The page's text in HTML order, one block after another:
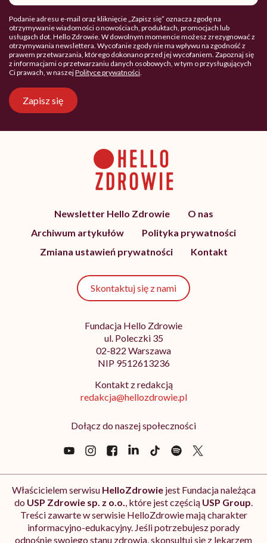
Podanie adresu e-mail oraz kliknięcie „Zapisz się” oznacza zgodę na
otrzymywanie wiadomości o nowościach, produktach, promocjach lub
usługach dot. Hello Zdrowie. W dowolnym momencie możesz zrezygnować z
otrzymywania newslettera. Wycofanie zgody nie ma wpływu na zgodność z
prawem przetwarzania, którego dokonano przed jej wycofaniem. Zapoznaj się
z informacjami o przetwarzaniu danych osobowych, w tym o przysługujących
Ci prawach, w naszejPolityce prywatności.
Zapisz się
Newsletter Hello Zdrowie
O nas
Archiwum artykułów
Polityka prywatności
Zmiana ustawień prywatności
Kontakt
Skontaktuj się z nami
Fundacja Hello Zdrowie
ul. Poleczki 35
02-822 Warszawa
NIP 9512613236
Kontakt z redakcją
redakcja@hellozdrowie.pl
Dołącz do naszej społeczności
Właścicielem serwisu HelloZdrowiejest Fundacja należąca
do USP Zdrowie sp. z o.o., które jest częścią USP Group.
Treści zawarte w serwisie HelloZdrowie mają charakter
informacyjno-edukacyjny. Jeśli potrzebujesz porady
odnośnie swojego stanu zdrowia, skonsultuj się z lekarzem